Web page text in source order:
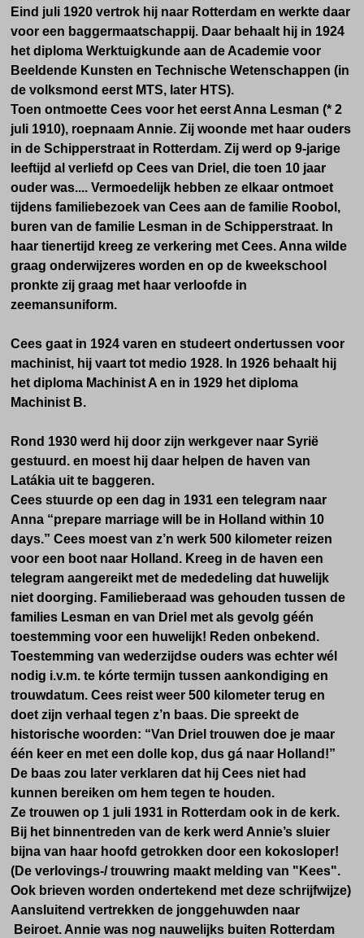
Eind juli 1920 vertrok hij naar Rotterdam en werkte daar
voor een baggermaatschappij. Daar behaalt hij in 1924
het diploma Werktuigkunde aan de Academie voor
Beeldende Kunsten en Technische Wetenschappen (in
de volksmond eerst MTS, later HTS).
Toen ontmoette Cees voor het eerst Anna Lesman (* 2
juli 1910), roepnaam Annie. Zij woonde met haar ouders
in de Schipperstraat in Rotterdam. Zij werd op 9-jarige
leeftijd al verliefd op Cees van Driel, die toen 10 jaar
ouder was.... Vermoedelijk hebben ze elkaar ontmoet
tijdens familiebezoek van Cees aan de familie Roobol,
buren van de familie Lesman in de Schipperstraat. In
haar tienertijd kreeg ze verkering met Cees. Anna wilde
graag onderwijzeres worden en op de kweekschool
pronkte zij graag met haar verloofde in
zeemansuniform.
Cees gaat in 1924 varen en studeert ondertussen voor
machinist, hij vaart tot medio 1928. In 1926 behaalt hij
het diploma Machinist A en in 1929 het diploma
Machinist B.
Rond 1930 werd hij door zijn werkgever naar Syrië
gestuurd. en moest hij daar helpen de haven van
Latákia uit te baggeren.
Cees stuurde op een dag in 1931 een telegram naar
Anna “prepare marriage will be in Holland within 10
days.” Cees moest van z’n werk 500 kilometer reizen
voor een boot naar Holland. Kreeg in de haven een
telegram aangereikt met de mededeling dat huwelijk
niet doorging. Familieberaad was gehouden tussen de
families Lesman en van Driel met als gevolg géén
toestemming voor een huwelijk! Reden onbekend.
Toestemming van wederzijdse ouders was echter wél
nodig i.v.m. te kórte termijn tussen aankondiging en
trouwdatum. Cees reist weer 500 kilometer terug en
doet zijn verhaal tegen z’n baas. Die spreekt de
historische woorden: “Van Driel trouwen doe je maar
één keer en met een dolle kop, dus gá naar Holland!”
De baas zou later verklaren dat hij Cees niet had
kunnen bereiken om hem tegen te houden.
Ze trouwen op 1 juli 1931 in Rotterdam ook in de kerk.
Bij het binnentreden van de kerk werd Annie’s sluier
bijna van haar hoofd getrokken door een kokosloper!
(De verlovings-/ trouwring maakt melding van "Kees".
Ook brieven worden ondertekend met deze schrijfwijze)
Aansluitend vertrekken de jonggehuwden naar
Beiroet. Annie was nog nauwelijks buiten Rotterdam